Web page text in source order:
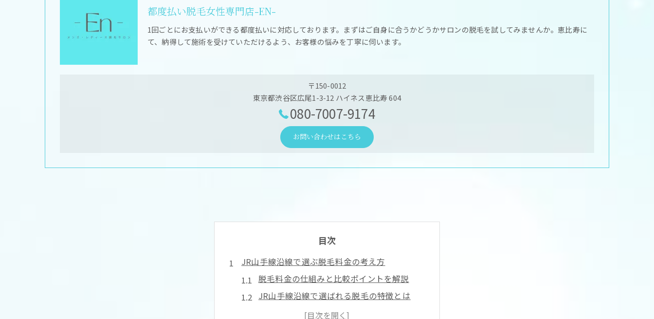
都度払い脱毛女性専門店-EN-
1回ごとにお支払いができる都度払いに対応しております。まずはご自身に合うかどうかサロンの脱毛を試してみませんか。恵比寿に
て、納得して施術を受けていただけるよう、お客様の悩みを丁寧に伺います。
〒150-0012
東京都渋谷区広尾1-3-12 ハイネス恵比寿 604
080-7007-9174
お問い合わせはこちら
目次
JR山手線沿線で選ぶ脱毛料金の考え方
脱毛料金の仕組みと比較ポイントを解説
JR山手線沿線で選ばれる脱毛の特徴とは
脱毛で失敗しない料金プランの見極め方